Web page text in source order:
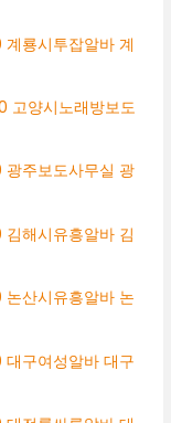
룡시투잡알바 계
고양시노래방보도
주보도사무실 광
해시유흥알바 김
산시유흥알바 논
구여성알바 대구